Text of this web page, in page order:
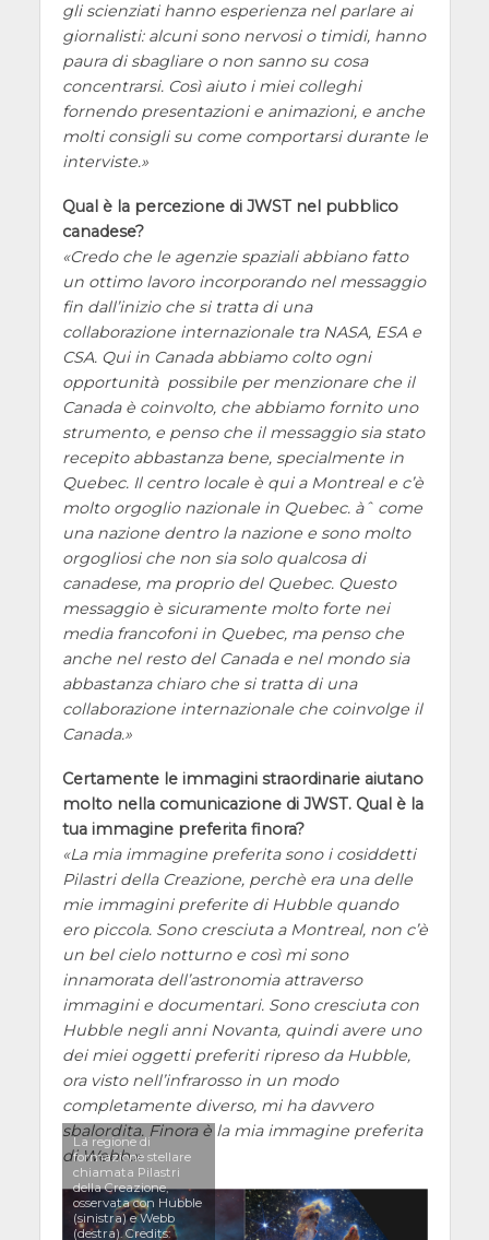
gli scienziati hanno esperienza nel parlare ai
giornalisti: alcuni sono nervosi o timidi, hanno
paura di sbagliare o non sanno su cosa
concentrarsi. Così aiuto i miei colleghi
fornendo presentazioni e animazioni, e anche
molti consigli su come comportarsi durante le
interviste.
Qual è la percezione di JWST nel pubblico
canadese?
Credo che le agenzie spaziali abbiano fatto
un ottimo lavoro incorporando nel messaggio
fin dall’inizio che si tratta di una
collaborazione internazionale tra NASA, ESA e
CSA. Qui in Canada abbiamo colto ogni
opportunità possibile per menzionare che il
Canada è coinvolto, che abbiamo fornito uno
strumento, e penso che il messaggio sia stato
recepito abbastanza bene, specialmente in
Quebec. Il centro locale è qui a Montreal e c’è
molto orgoglio nazionale in Quebec. àˆ come
una nazione dentro la nazione e sono molto
orgogliosi che non sia solo qualcosa di
canadese, ma proprio del Quebec. Questo
messaggio è sicuramente molto forte nei
media francofoni in Quebec, ma penso che
anche nel resto del Canada e nel mondo sia
abbastanza chiaro che si tratta di una
collaborazione internazionale che coinvolge il
Canada.
Certamente le immagini straordinarie aiutano
molto nella comunicazione di JWST. Qual è la
tua immagine preferita finora?
La mia immagine preferita sono i cosiddetti
Pilastri della Creazione, perchè era una delle
mie immagini preferite di Hubble quando
ero piccola. Sono cresciuta a Montreal, non c’è
un bel cielo notturno e così mi sono
innamorata dell’astronomia attraverso
immagini e documentari. Sono cresciuta con
Hubble negli anni Novanta, quindi avere uno
dei miei oggetti preferiti ripreso da Hubble,
ora visto nell’infrarosso in un modo
completamente diverso, mi ha davvero
sbalordita. Finora è la mia immagine preferita
di Webb.
La regione di
formazione stellare
chiamata Pilastri
della Creazione,
osservata con Hubble
(sinistra) e Webb
(destra). Credits: